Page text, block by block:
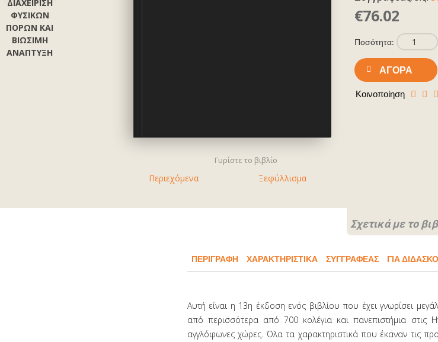
ΔΙΑΧΕΙΡΙΣΗ
ΦΥΣΙΚΩΝ
ΠΟΡΩΝ ΚΑΙ
ΒΙΩΣΙΜΗ
ΑΝΑΠΤΥΞΗ
Γυρίστε το βιβλίο
Ξεφύλλισμα
Περιεχόμενα
€76.02
Ποσότητα:
ΑΓΟΡΆ
Κοινοποίηση
Σχετικά με το
ΠΕΡΙΓΡΑΦΉ ΧΑΡΑΚΤΗΡΙΣΤΙΚΆ ΣΥΓΓΡΑΦΈΑΣ ΓΙΑ
Αυτή είναι η 13η έκδοση ενός βιβλίου που έχει γνωρίσει
από περισσότερα από 700 κολέγια και πανεπιστήμια στις
αγγλόφωνες χώρες. Όλα τα χαρακτηριστικά που έκαναν τις